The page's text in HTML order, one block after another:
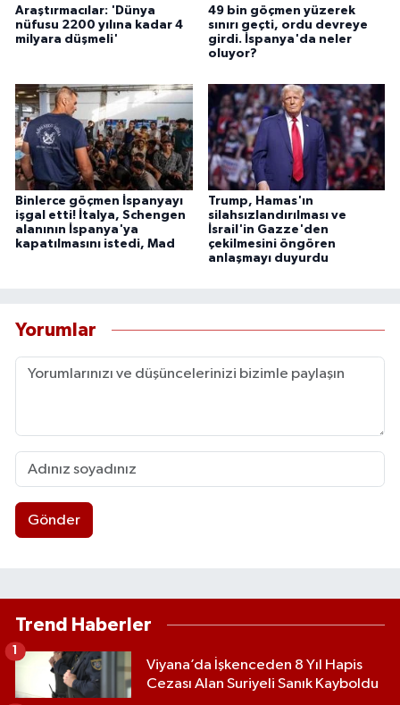
Araştırmacılar: 'Dünya
nüfusu 2200 yılına kadar 4
milyara düşmeli'
49 bin göçmen yüzerek
sınırı geçti, ordu devreye
girdi. İspanya'da neler
oluyor?
Binlerce göçmen İspanyayı
işgal etti! İtalya, Schengen
alanının İspanya'ya
kapatılmasını istedi, Mad
Trump, Hamas'ın
silahsızlandırılması ve
İsrail'in Gazze'den
çekilmesini öngören
anlaşmayı duyurdu
Yorumlar
Gönder
Trend Haberler
Viyana’da İşkenceden 8 Yıl Hapis
Cezası Alan Suriyeli Sanık Kayboldu
1